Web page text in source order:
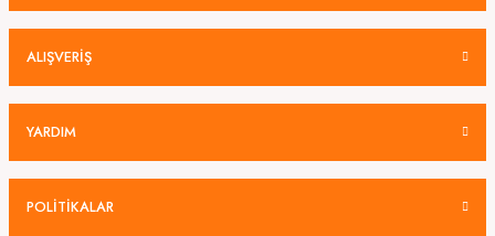
ALIŞVERİŞ
YARDIM
POLİTİKALAR